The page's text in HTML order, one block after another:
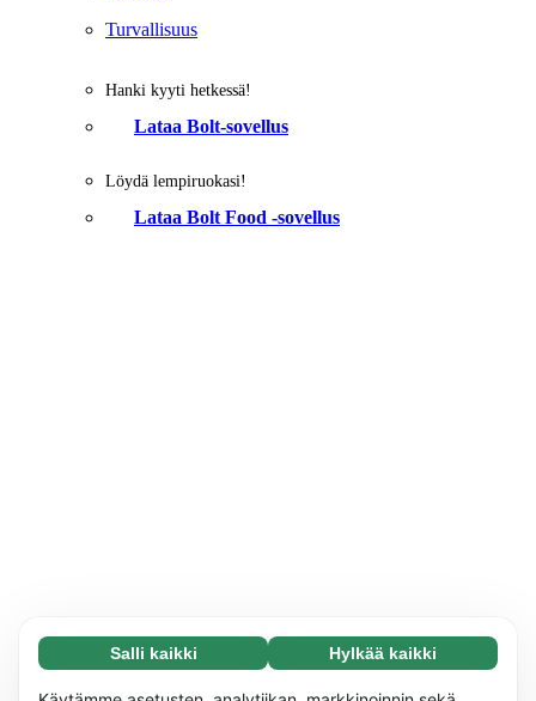
Välttämätön (65)
Välttämättömät evästeet auttavat tekemään
Lue lisää
Salli kaikki Hylkää kaikki
Turvallisuus
Hanki kyyti hetkessä!
Lataa Bolt-sovellus
Löydä lempiruokasi!
Lataa Bolt Food -sovellus